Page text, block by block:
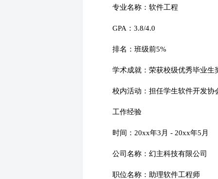
专业名称：软件工程
GPA：3.8/4.0
排名：班级前5%
学术成就：荣获校级优秀毕业生
校内活动：担任学生软件开发
工作经验
时间：20xx年3月 - 20xx年5月
公司名称：幻主科技有限公司
职位名称：助理软件工程师